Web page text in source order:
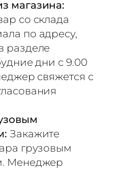
магазина:
со склада
по адресу,
разделе
дни с 9.00
свяжется с
Закажите
грузовым
Менеджер